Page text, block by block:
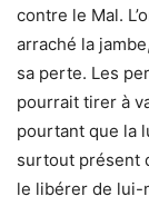
contre le Mal.
arraché la
sa perte. Les
pourrait tirer à
pourtant que la
surtout présent
le libérer de lui-